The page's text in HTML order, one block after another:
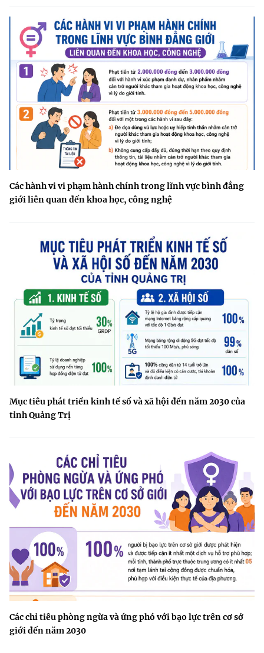
Các hành vi vi phạm hành chính trong lĩnh vực bình đẳng
giới liên quan đến khoa học, công nghệ
Mục tiêu phát triển kinh tế số và xã hội đến năm 2030 của
tỉnh Quảng Trị
Các chỉ tiêu phòng ngừa và ứng phó với bạo lực trên cơ sở
giới đến năm 2030